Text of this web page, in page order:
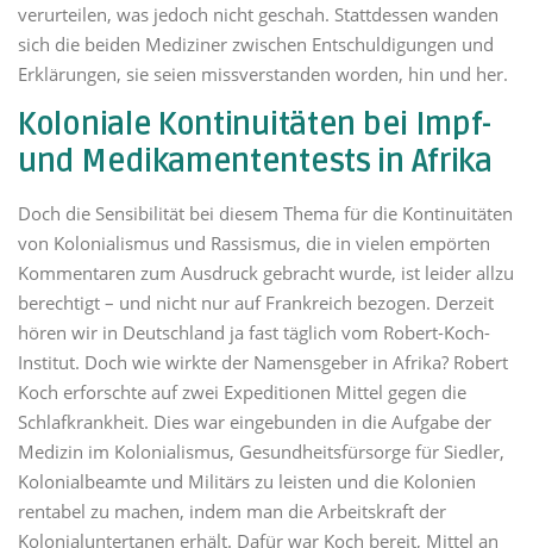
verurteilen, was jedoch nicht geschah. Stattdessen wanden
sich die beiden Mediziner zwischen Entschuldigungen und
Erklärungen, sie seien missverstanden worden, hin und her.
Koloniale Kontinuitäten bei Impf-
und Medikamententests in Afrika
Doch die Sensibilität bei diesem Thema für die Kontinuitäten
von Kolonialismus und Rassismus, die in vielen empörten
Kommentaren zum Ausdruck gebracht wurde, ist leider allzu
berechtigt – und nicht nur auf Frankreich bezogen. Derzeit
hören wir in Deutschland ja fast täglich vom Robert-Koch-
Institut. Doch wie wirkte der Namensgeber in Afrika? Robert
Koch erforschte auf zwei Expeditionen Mittel gegen die
Schlafkrankheit. Dies war eingebunden in die Aufgabe der
Medizin im Kolonialismus, Gesundheitsfürsorge für Siedler,
Kolonialbeamte und Militärs zu leisten und die Kolonien
rentabel zu machen, indem man die Arbeitskraft der
Kolonialuntertanen erhält. Dafür war Koch bereit, Mittel an